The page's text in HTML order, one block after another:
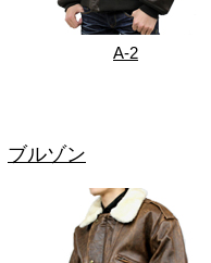
A-2
ブルゾン